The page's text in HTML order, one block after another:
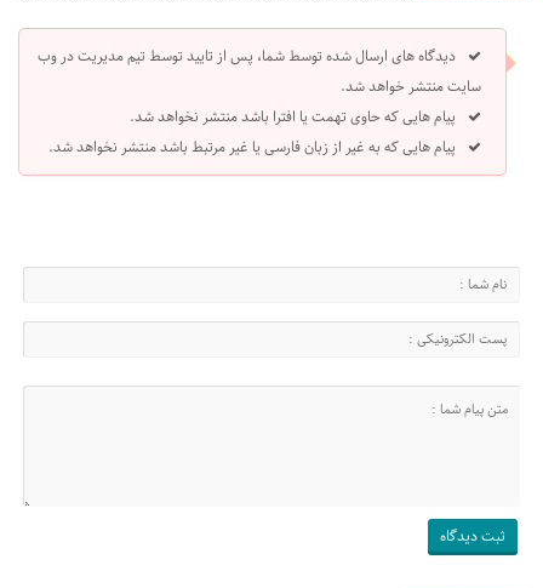
دیدگاه های ارسال شده توسط شما، پس از تایید توسط تیم مدیریت در وب
سایت منتشر خواهد شد.
پیام هایی که حاوی تهمت یا افترا باشد منتشر نخواهد شد.
پیام هایی که به غیر از زبان فارسی یا غیر مرتبط باشد منتشر نخواهد شد.